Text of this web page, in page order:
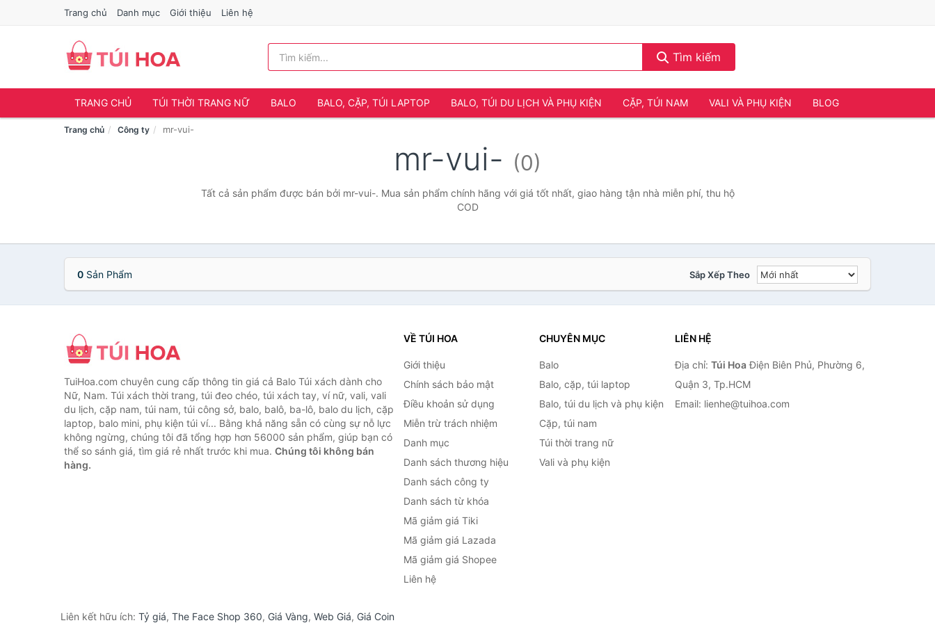
Trang chủ Danh mục Giới thiệu Liên hệ
Tìm kiếm
TRANG CHỦ TÚI THỜI TRANG NỮ BALO BALO, CẶP, TÚI LAPTOP BALO, TÚI DU LỊCH VÀ PHỤ KIỆN CẶP, TÚI NAM VALI VÀ PHỤ KIỆN BLOG
Trang chủ Công ty mr-vui-
mr-vui- (0)
Tất cả sản phẩm được bán bởi mr-vui-. Mua sản phẩm chính hãng với giá tốt nhất, giao hàng tận nhà miễn phí, thu hộ
COD
0 Sản Phẩm Sắp Xếp Theo
TuiHoa.com chuyên cung cấp thông tin giá cả Balo Túi xách dành cho
Nữ, Nam. Túi xách thời trang, túi đeo chéo, túi xách tay, ví nữ, vali, vali
du lịch, cặp nam, túi nam, túi công sở, balo, balô, ba-lô, balo du lịch, cặp
laptop, balo mini, phụ kiện túi ví... Bằng khả năng sẵn có cùng sự nỗ lực
không ngừng, chúng tôi đã tổng hợp hơn 56000 sản phẩm, giúp bạn có
thể so sánh giá, tìm giá rẻ nhất trước khi mua. Chúng tôi không bán
hàng.
VỀ TÚI HOA
Giới thiệu
Chính sách bảo mật
Điều khoản sử dụng
Miễn trừ trách nhiệm
Danh mục
Danh sách thương hiệu
Danh sách công ty
Danh sách từ khóa
Mã giảm giá Tiki
Mã giảm giá Lazada
Mã giảm giá Shopee
Liên hệ
CHUYÊN MỤC
Balo
Balo, cặp, túi laptop
Balo, túi du lịch và phụ kiện
Cặp, túi nam
Túi thời trang nữ
Vali và phụ kiện
LIÊN HỆ
Địa chỉ: Túi HoaĐiện Biên Phủ, Phường 6,
Quận 3, Tp.HCM
Email: lienhe@tuihoa.com
Liên kết hữu ích: Tỷ giá, The Face Shop 360, Giá Vàng, Web Giá, Giá Coin